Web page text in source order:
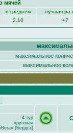
мячей
в среднем
лучшая
2.10 +7
максимальное
максимальное
4 тур
круговая
(Бердск)